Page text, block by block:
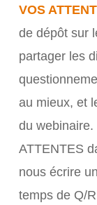
VOS
de dépôt sur
partager les
au mieux, et
du
ATTENTES
nous écrire
temps de Q/